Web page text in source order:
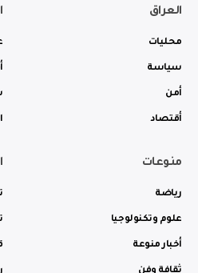
العراق
محليات
سياسة
أمن
أقتصاد
منوعات
رياضة
علوم وتكنولوجيا
أخبار منوعة
ثقافة وفن